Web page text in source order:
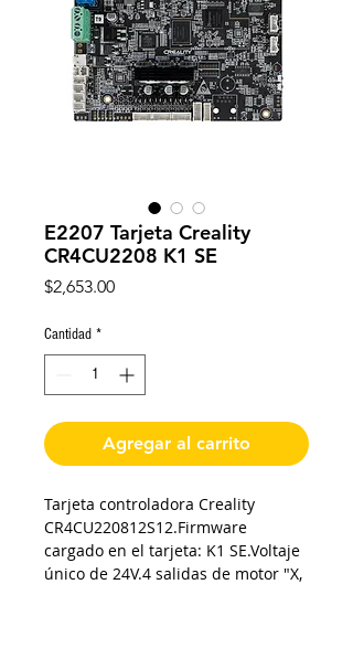
E2207 Tarjeta Creality
CR4CU2208 K1 SE
$2,653.00Precio
Cantidad *
Agregar al carrito
Tarjeta controladora Creality
CR4CU220812S12.Firmware
cargado en el tarjeta: K1 SE.Voltaje
único de 24V.4 salidas de motor "X,